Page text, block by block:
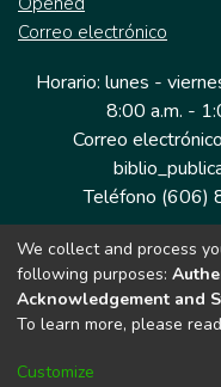
Correo electrónico
Horario: lunes -
8:00 a.m. -
Correo
Teléfono (606)
Dirección: Cra 9 a
Tecnología DSpace
We collect and process
following purposes:
Acknowledgement and
To learn more, please
Customize